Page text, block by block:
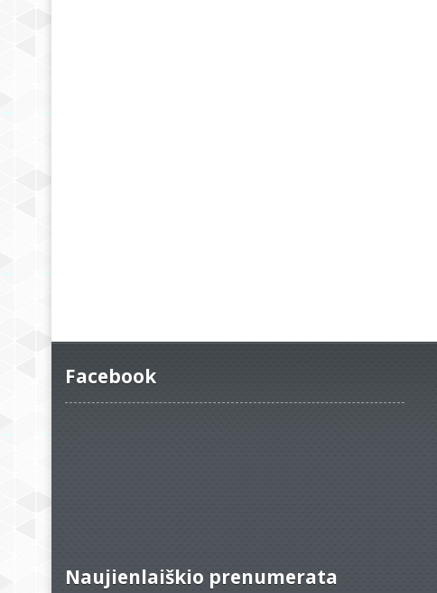
Facebook
Naujienlaiškio prenumerata